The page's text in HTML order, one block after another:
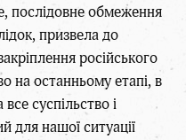
послідовне обмеження
призвела до
російського
на останньому етапі, в
суспільство і
для нашої ситуації